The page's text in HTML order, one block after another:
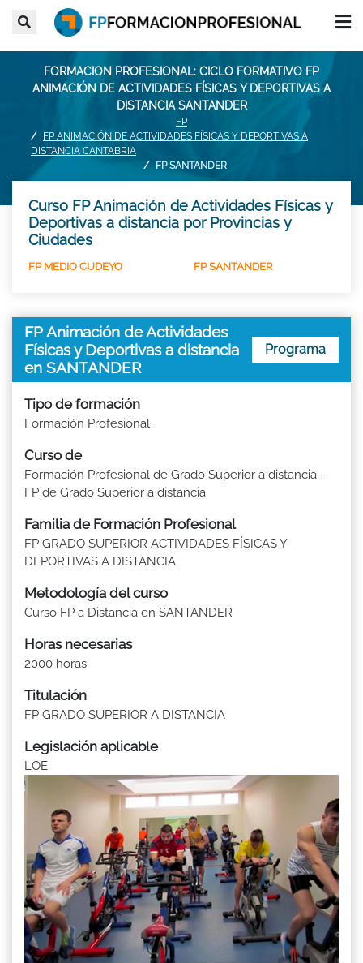
FORMACION PROFESIONAL: CICLO FORMATIVO FP
ANIMACIÓN DE ACTIVIDADES FÍSICAS Y DEPORTIVAS A
DISTANCIA SANTANDER
FP
FP ANIMACIÓN DE ACTIVIDADES FÍSICAS Y DEPORTIVAS A
DISTANCIA CANTABRIA
FP SANTANDER
Curso FP Animación de Actividades Físicas y
Deportivas a distancia por Provincias y
Ciudades
FP MEDIO CUDEYO FP SANTANDER
FP Animación de Actividades
Físicas y Deportivas a distancia
en SANTANDER
Programa
Tipo de formación
Formación Profesional
Curso de
Formación Profesional de Grado Superior a distancia -
FP de Grado Superior a distancia
Familia de Formación Profesional
FP GRADO SUPERIOR ACTIVIDADES FÍSICAS Y
DEPORTIVAS A DISTANCIA
Metodología del curso
Curso FP a Distancia en SANTANDER
Horas necesarias
2000 horas
Titulación
FP GRADO SUPERIOR A DISTANCIA
Legislación aplicable
LOE